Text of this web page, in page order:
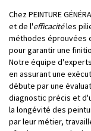
Chez PEINTURE
et de l'efficacitéles
méthodes éprouvées
pour garantir une
Notre équipe
en assurant une
débute par une
diagnostic précis et
la longévité des
par leur métier,